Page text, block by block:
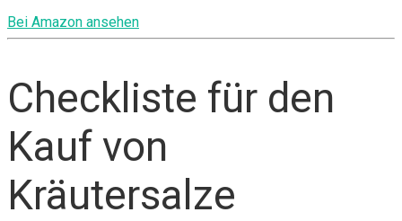
Bei Amazon ansehen
Checkliste für den
Kauf von
Kräutersalze